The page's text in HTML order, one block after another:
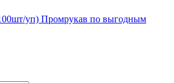
уп) Промрукав по выгодным